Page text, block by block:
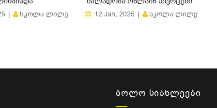
ᲡᲙᲝᲚᲐ ᲚᲘᲚᲔ 12 Jan, 2025 ᲡᲙᲝᲚᲐ ᲚᲘᲚᲔ
ᲑᲝᲚᲝ ᲡᲘᲐᲮᲚᲔᲔᲑᲘ